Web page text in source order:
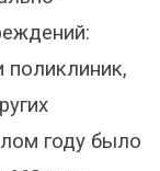
поликлиник,
году было